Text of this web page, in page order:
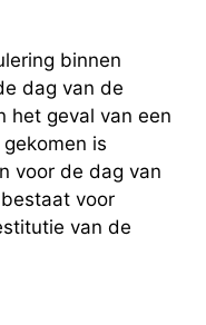
binnen
dag van de
het geval van een
is
voor de dag van
voor
van de